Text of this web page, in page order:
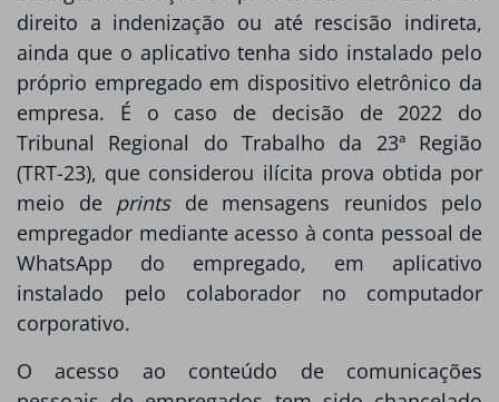
direito a indenização ou até rescisão indireta,
ainda que o aplicativo tenha sido instalado pelo
próprio empregado em dispositivo eletrônico da
empresa. É o caso de decisão de 2022 do
Tribunal Regional do Trabalho da 23ª Região
(TRT-23), que considerou ilícita prova obtida por
meio de prints de mensagens reunidos pelo
empregador mediante acesso à conta pessoal de
WhatsApp do empregado, em aplicativo
instalado pelo colaborador no computador
corporativo.
O acesso ao conteúdo de comunicações